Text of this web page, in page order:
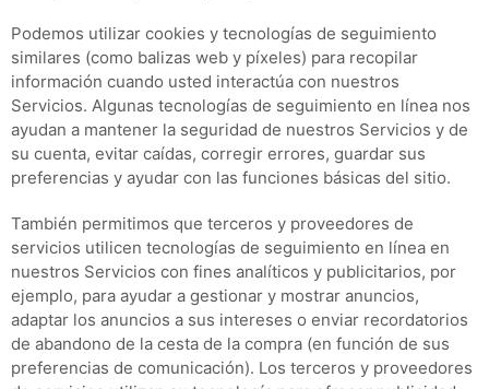
Podemos utilizar cookies y tecnologías de seguimiento
similares (como balizas web y píxeles) para recopilar
información cuando usted interactúa con nuestros
Servicios. Algunas tecnologías de seguimiento en línea nos
ayudan a mantener la seguridad de nuestros Servicios y de
su cuenta, evitar caídas, corregir errores, guardar sus
preferencias y ayudar con las funciones básicas del sitio.
También permitimos que terceros y proveedores de
servicios utilicen tecnologías de seguimiento en línea en
nuestros Servicios con fines analíticos y publicitarios, por
ejemplo, para ayudar a gestionar y mostrar anuncios,
adaptar los anuncios a sus intereses o enviar recordatorios
de abandono de la cesta de la compra (en función de sus
preferencias de comunicación). Los terceros y proveedores